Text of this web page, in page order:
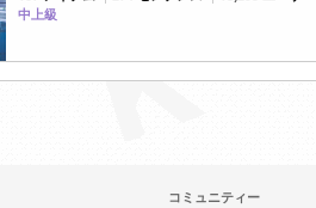
中上級
コミュニティー